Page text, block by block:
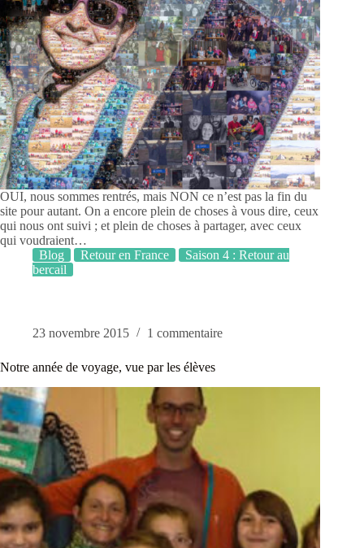
OUI, nous sommes rentrés, mais NON ce n’est pas la fin du
site pour autant. On a encore plein de choses à vous dire, ceux
qui nous ont suivi ; et plein de choses à partager, avec ceux
qui voudraient…
Blog
Retour en France
Saison 4 : Retour au
bercail
23 novembre 2015 1 commentaire
Notre année de voyage, vue par les élèves